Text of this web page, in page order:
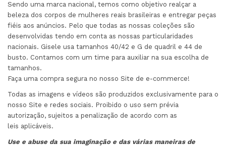
Sendo uma marca nacional, temos como objetivo realçar a
beleza dos corpos de mulheres reais brasileiras e entregar peças
fiéis aos anúncios. Pelo que todas as nossas coleções são
desenvolvidas tendo em conta as nossas particularidades
nacionais. Gisele usa tamanhos 40/42 e G de quadril e 44 de
busto. Contamos com um time para auxiliar na sua escolha de
tamanhos.
Faça uma compra segura no nosso Site de e-commerce!
Todas as imagens e vídeos são produzidos exclusivamente para o
nosso Site e redes sociais. Proibido o uso sem prévia
autorização, sujeitos a penalização de acordo com as
leis aplicáveis.
Use e abuse da sua imaginação e das várias maneiras de